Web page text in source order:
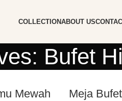
COLLECTIONABOUT US
Bufet
Mewah
Meja